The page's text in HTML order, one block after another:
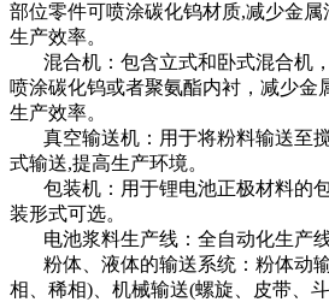
部位零件可喷涂碳化钨材质,减少金
生产效率。
混合机：包含立式和卧式混合机
喷涂碳化钨或者聚氨酯内衬，减少金
生产效率。
真空输送机：用于将粉料输送至
式输送,提高生产环境。
包装机：用于锂电池正极材料的
装形式可选。
电池浆料生产线：全自动化生产线
粉体、液体的输送系统：粉体动
相、稀相)、机械输送(螺旋、皮带、